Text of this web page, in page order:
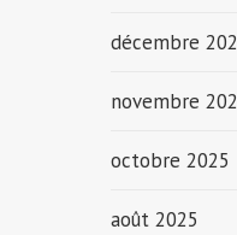
décembre
novembre
octobre 2025
août 2025